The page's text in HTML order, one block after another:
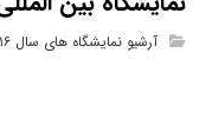
آرشیو نمایشگاه های سال ۲۰۱۶